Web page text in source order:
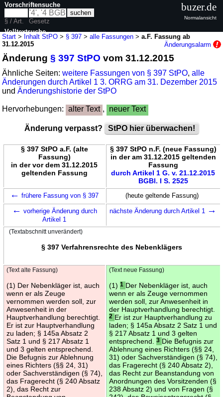
Start > Inhalt StPO > § 397 >alle Fassungen >a.F. Fassung ab
31.12.2015
Änderungsalarm
Änderung§ 397 StPO vom 31.12.2015
Ähnliche Seiten:weitere Fassungen von § 397 StPO,alle
Änderungen durch Artikel 1 3. ORRG am 31. Dezember 2015
undÄnderungshistorie der StPO
Hervorhebungen: alter Text , neuer Text
Änderung verpasst? StPO hier überwachen!
§ 397 StPO a.F. (alte
Fassung)
in der vor dem 31.12.2015
geltenden Fassung
§ 397 StPO n.F. (neue Fassung)
in der am 31.12.2015 geltenden
Fassung
durch Artikel 1 G. v. 21.12.2015
BGBl. I S. 2525
← frühere Fassung von § 397 (heute geltende Fassung)
← vorherige Änderung durch
Artikel 1
nächste Änderung durch Artikel 1 →
(Textabschnitt unverändert)
§ 397 Verfahrensrechte des Nebenklägers
(Text alte Fassung)
(1) Der Nebenkläger ist, auch
wenn er als Zeuge
vernommen werden soll, zur
Anwesenheit in der
Hauptverhandlung berechtigt.
Er ist zur Hauptverhandlung
zu laden; § 145a Absatz 2
Satz 1 und § 217 Absatz 1
und 3 gelten entsprechend.
Die Befugnis zur Ablehnung
eines Richters (§§ 24, 31)
oder Sachverständigen (§ 74),
das Fragerecht (§ 240 Absatz
2), das Recht zur
(Text neue Fassung)
(1) 1 Der Nebenkläger ist, auch
wenn er als Zeuge vernommen
werden soll, zur Anwesenheit in
der Hauptverhandlung berechtigt.
2 Er ist zur Hauptverhandlung zu
laden; § 145a Absatz 2 Satz 1 und
§ 217 Absatz 1 und 3 gelten
entsprechend.
3 Die Befugnis zur
Ablehnung eines Richters (§§ 24,
31) oder Sachverständigen (§ 74),
das Fragerecht (§ 240 Absatz 2),
das Recht zur Beanstandung von
Anordnungen des Vorsitzenden (§
238 Absatz 2) und von Fragen (§
Vorschriftensuche
§ / Art.
Gesetz
Volltextsuche
buzer.de
Normalansicht